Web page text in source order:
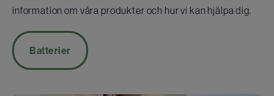
information om våra produkter och hur vi kan hjälpa dig.
Batterier